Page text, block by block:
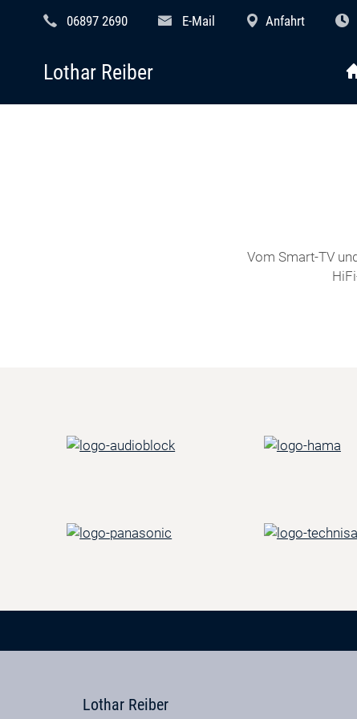
06897 2690 E-Mail Anfahrt
Lothar Reiber
Vom Smart-TV
Lothar Reiber